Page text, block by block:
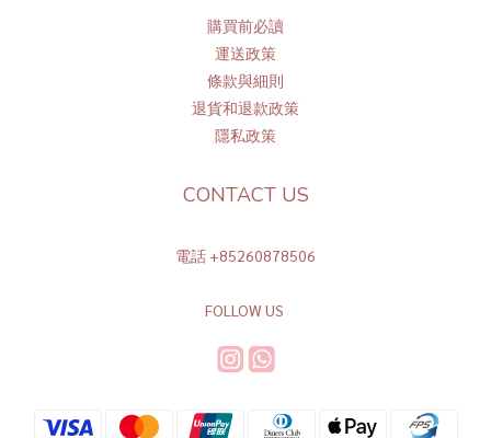
購買前必讀
運送政策
條款與細則
退貨和退款政策
隱私政策
CONTACT US
電話 +85260878506
FOLLOW US